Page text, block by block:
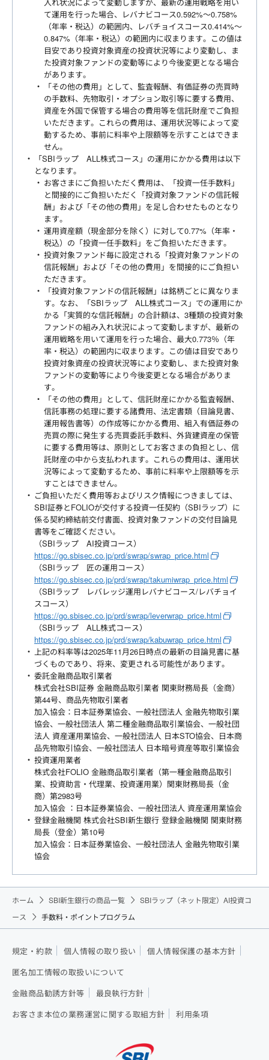
て運用を行った場合、レバナビコース0.592%～0.758%
（年率・税込）の範囲内、レバチョイスコース0.414%～
0.847%（年率・税込）の範囲内に収まります。この値は
目安であり投資対象資産の投資状況等により変動し、ま
た投資対象ファンドの変動等により今後変更となる場合
があります。
「その他の費用」として、監査報酬、有価証券の売買時
の手数料、先物取引・オプション取引等に要する費用、
資産を外国で保管する場合の費用等を信託財産でご負担
いただきます。これらの費用は、運用状況等によって変
動するため、事前に料率や上限額等を示すことはできま
せん。
「SBIラップ ALL株式コース」の運用にかかる費用は以下
となります。
お客さまにご負担いただく費用は、「投資一任手数料」
と間接的にご負担いただく「投資対象ファンドの信託報
酬」および「その他の費用」を足し合わせたものとなり
ます。
運用資産額（現金部分を除く）に対して0.77%（年率・
税込）の「投資一任手数料」をご負担いただきます。
投資対象ファンド毎に設定される「投資対象ファンドの
信託報酬」および「その他の費用」を間接的にご負担い
ただきます。
「投資対象ファンドの信託報酬」は銘柄ごとに異なりま
す。なお、「SBIラップ ALL株式コース」での運用にか
かる「実質的な信託報酬」の合計額は、3種類の投資対象
ファンドの組み入れ状況によって変動しますが、最新の
運用戦略を用いて運用を行った場合、最大0.773％（年
率・税込）の範囲内に収まります。この値は目安であり
投資対象資産の投資状況等により変動し、また投資対象
ファンドの変動等により今後変更となる場合がありま
す。
「その他の費用」として、信託財産にかかる監査報酬、
信託事務の処理に要する諸費用、法定書類（目論見書、
運用報告書等）の作成等にかかる費用、組入有価証券の
売買の際に発生する売買委託手数料、外貨建資産の保管
に要する費用等は、原則としてお客さまの負担とし、信
託財産の中から支払われます。これらの費用は、運用状
況等によって変動するため、事前に料率や上限額等を示
すことはできません。
ご負担いただく費用等およびリスク情報につきましては、
SBI証券とFOLIOが交付する投資一任契約（SBIラップ）に
係る契約締結前交付書面、投資対象ファンドの交付目論見
書等をご確認ください。
（SBIラップ AI投資コース）
https://go.sbisec.co.jp/prd/swrap/swrap_price.html
（SBIラップ 匠の運用コース）
https://go.sbisec.co.jp/prd/swrap/takumiwrap_price.html
（SBIラップ レバレッジ運用レバナビコース/レバチョイ
スコース）
https://go.sbisec.co.jp/prd/swrap/leverwrap_price.html
（SBIラップ ALL株式コース）
https://go.sbisec.co.jp/prd/swrap/kabuwrap_price.html
上記の料率等は2025年11月26日時点の最新の目論見書に基
づくものであり、将来、変更される可能性があります。
委託金融商品取引業者
株式会社SBI証券 金融商品取引業者 関東財務局長（金商）
第44号、商品先物取引業者
加入協会：日本証券業協会、一般社団法人 金融先物取引業
協会、一般社団法人 第二種金融商品取引業協会、一般社団
法人 資産運用業協会、一般社団法人 日本STO協会、日本商
品先物取引協会、一般社団法人 日本暗号資産等取引業協会
投資運用業者
株式会社FOLIO 金融商品取引業者（第一種金融商品取引
業、投資助言・代理業、投資運用業）関東財務局長（金
商）第2983号
加入協会 ：日本証券業協会、一般社団法人 資産運用業協会
登録金融機関 株式会社SBI新生銀行 登録金融機関 関東財務
局長（登金）第10号
加入協会：日本証券業協会、一般社団法人 金融先物取引業
協会
ホーム SBI新生銀行の商品一覧
SBIラップ（ネット限定）AI投資コ
ース
手数料・ポイントプログラム
規定・約款 個人情報の取り扱い 個人情報保護の基本方針
匿名加工情報の取扱いについて
金融商品勧誘方針等 最良執行方針
お客さま本位の業務運営に関する取組方針 利用条項